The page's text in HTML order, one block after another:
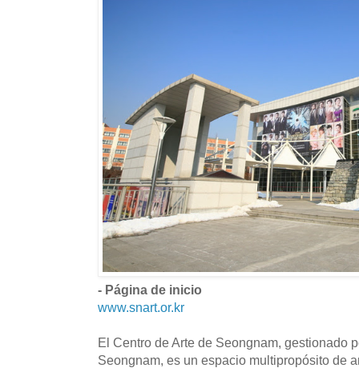
- Página de inicio
www.snart.or.kr
El Centro de Arte de Seongnam, gestionado
Seongnam, es un espacio multipropósito de